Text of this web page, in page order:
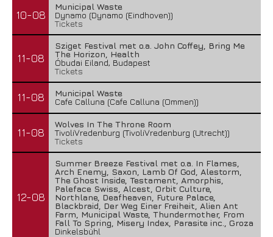
10-08
Municipal Waste
Dynamo (Dynamo (Eindhoven))
Tickets
11-08
Sziget Festival met o.a. John Coffey, Bring Me
The Horizon, Health
Óbudai Eiland, Budapest
Tickets
11-08
Municipal Waste
Cafe Calluna (Cafe Calluna (Ommen))
11-08
Wolves In The Throne Room
TivoliVredenburg (TivoliVredenburg (Utrecht))
Tickets
12-08
Summer Breeze Festival met o.a. In Flames,
Arch Enemy, Saxon, Lamb Of God, Alestorm,
The Ghost Inside, Testament, Amorphis,
Paleface Swiss, Alcest, Orbit Culture,
Northlane, Deafheaven, Future Palace,
Blackbraid, Der Weg Einer Freiheit, Alien Ant
Farm, Municipal Waste, Thundermother, From
Fall To Spring, Misery Index, Parasite inc., Groza
Dinkelsbühl